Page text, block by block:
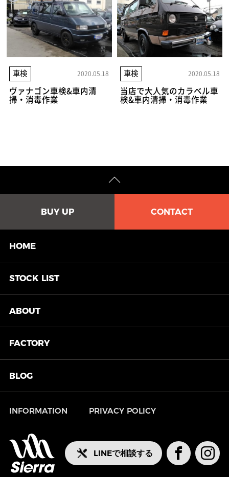
車検 2020.05.18
ヴァナゴン車検&車内清
掃・消毒作業
車検 2020.05.18
当店で大人気のカラベル車
検&車内清掃・消毒作業
BUY UP CONTACT
HOME
STOCKLIST
ABOUT
FACTORY
BLOG
INFORMATION PRIVACY POLICY
LINEで相談する